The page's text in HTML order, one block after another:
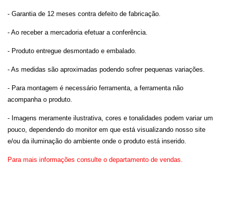
- Garantia de 12 meses contra defeito de fabricação.
- Ao receber a mercadoria efetuar a conferência.
- Produto entregue desmontado e embalado.
- As medidas são aproximadas podendo sofrer pequenas variações.
- Para montagem é necessário ferramenta, a ferramenta não
acompanha o produto.
- Imagens meramente ilustrativa, cores e tonalidades podem variar um
pouco, dependendo do monitor em que está visualizando nosso site
e/ou da iluminação do ambiente onde o produto está inserido.
Para mais informações consulte o departamento de vendas.